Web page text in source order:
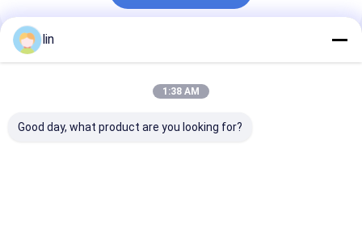
Συνιστώμενα Προϊόντα
lin
1:38 AM
Good day, what product are you looking for?